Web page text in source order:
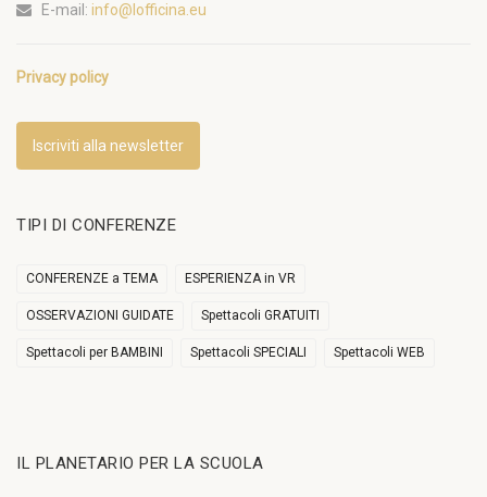
E-mail: info@lofficina.eu
Privacy policy
Iscriviti alla newsletter
TIPI DI CONFERENZE
CONFERENZE a TEMA ESPERIENZA in VR
OSSERVAZIONI GUIDATE Spettacoli GRATUITI
Spettacoli per BAMBINI Spettacoli SPECIALI Spettacoli WEB
IL PLANETARIO PER LA SCUOLA